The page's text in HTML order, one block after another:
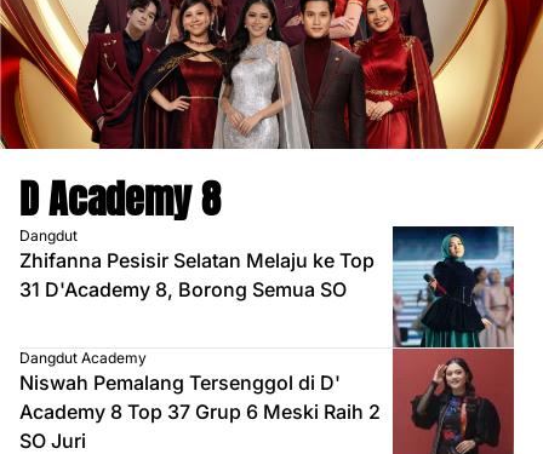
D Academy 8
Dangdut
Zhifanna Pesisir Selatan Melaju ke Top
31 D'Academy 8, Borong Semua SO
Dangdut Academy
Niswah Pemalang Tersenggol di D'
Academy 8 Top 37 Grup 6 Meski Raih 2
SO Juri